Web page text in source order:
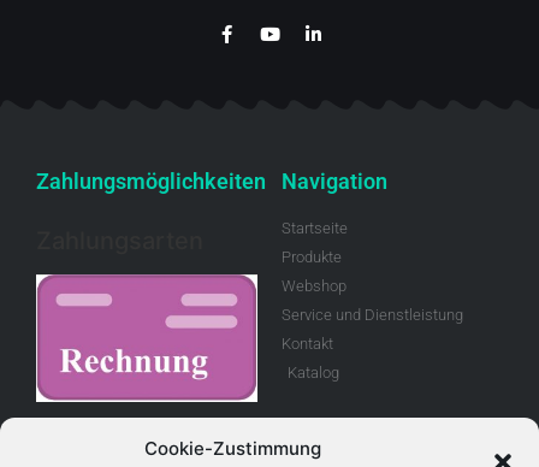
Cookie-Zustimmung
Zahlungsmöglichkeiten Navigation
Startseite
Produkte
Webshop
Service und Dienstleistung
Kontakt
Katalog